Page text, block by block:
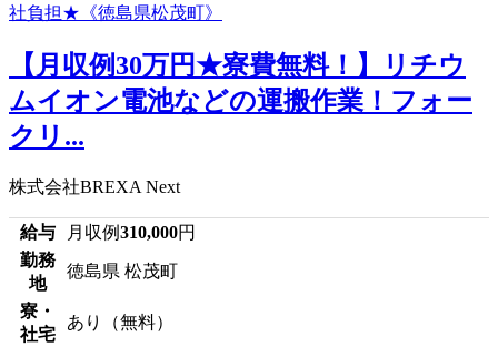
【月収例30万円★寮費無料！】リチウ
ムイオン電池などの運搬作業！フォー
クリ...
株式会社BREXA Next
給与 月収例310,000円
勤務
地
徳島県 松茂町
寮・
社宅
あり（無料）